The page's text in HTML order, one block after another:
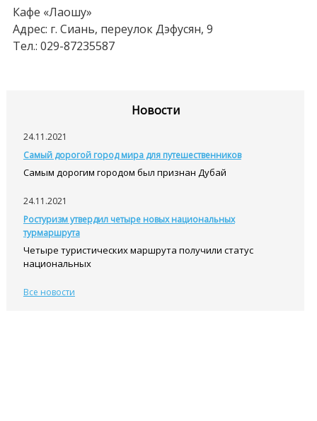
Кафе «Лаошу»
Адрес: г. Сиань, переулок Дэфусян, 9
Тел.: 029-87235587
Новости
24.11.2021
Самый дорогой город мира для путешественников
Самым дорогим городом был признан Дубай
24.11.2021
Ростуризм утвердил четыре новых национальных
турмаршрута
Четыре туристических маршрута получили статус
национальных
Все новости